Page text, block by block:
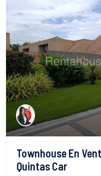
Townhouse En
Quintas Car